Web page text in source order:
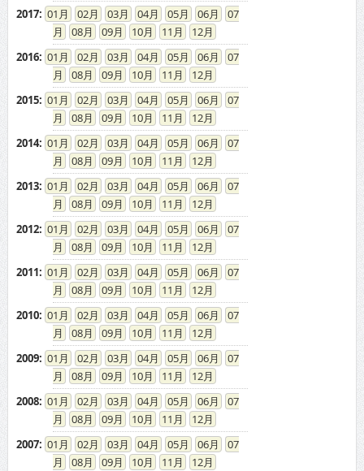
2017: 01 02 03 04 05 06
07
08
09 10 11
12
2016: 01 02 03 04 05 06
07
08
09 10 11
12
2015: 01 02 03 04 05 06
07
08
09 10 11
12
2014: 01 02 03 04 05 06
07
08
09 10 11
12
2013: 01 02 03 04 05 06
07
08
09 10 11
12
2012: 01 02 03 04 05 06
07
08
09 10 11
12
2011: 01 02 03 04 05 06
07
08
09 10 11
12
2010: 01 02 03 04 05 06
07
08
09 10 11
12
2009: 01 02 03 04 05 06
07
08
09 10 11
12
2008: 01 02 03 04 05 06
07
08
09 10 11
12
2007: 01 02 03 04 05 06
07
08
09 10 11
12